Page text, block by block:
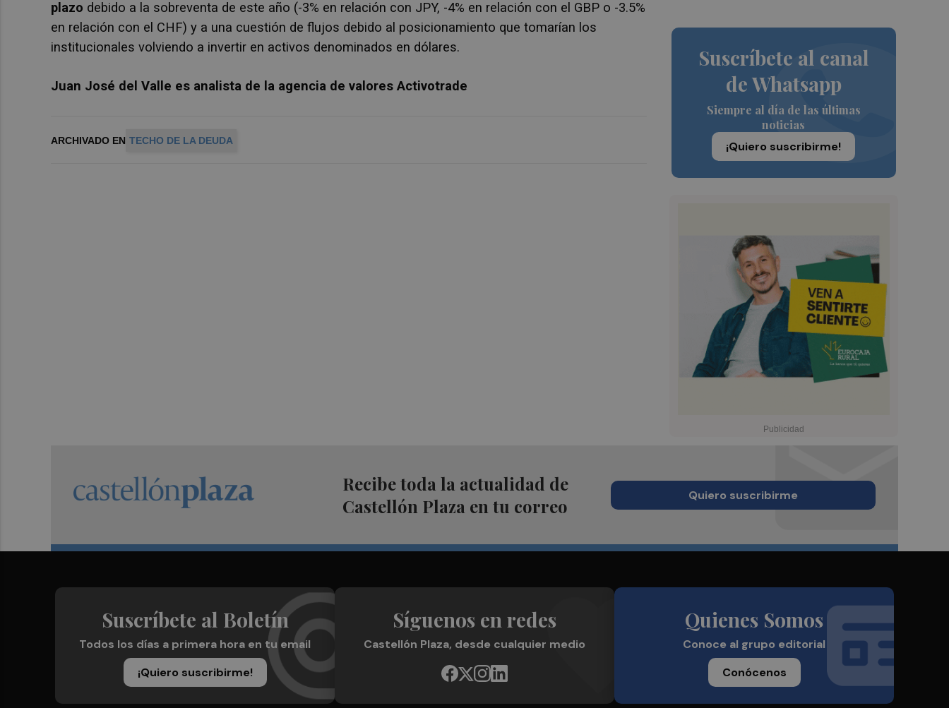
Suscríbete al canal
de Whatsapp
Siempre al día de las últimas
noticias
¡Quiero suscribirme!
plazo debido a la sobreventa de este año (-3% en relación con JPY, -4% en relación con el GBP o -3.5%
en relación con el CHF) y a una cuestión de flujos debido al posicionamiento que tomarían los
institucionales volviendo a invertir en activos denominados en dólares.
Juan José del Valle es analista de la agencia de valores Activotrade
ARCHIVADO EN TECHO DE LA DEUDA
Recibe toda la actualidad de
Castellón Plaza en tu correo
Quiero suscribirme
Suscríbete al Boletín
Todos los días a primera hora en tu email
¡Quiero suscribirme!
Síguenos en redes
Castellón Plaza, desde cualquier medio
Quienes Somos
Conoce al grupo editorial
Conócenos